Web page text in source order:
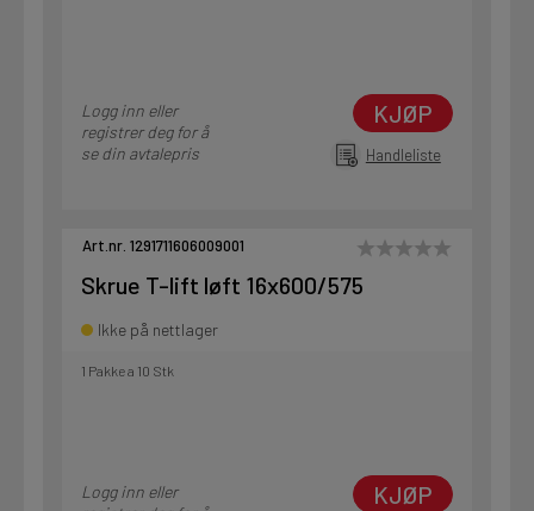
Logg inn eller
registrer deg for å
se din avtalepris
KJØP
Handleliste
Art.nr. 1291711606009001
Skrue T-lift løft 16x600/575
Ikke på nettlager
1 Pakke a 10 Stk
Logg inn eller
KJØP